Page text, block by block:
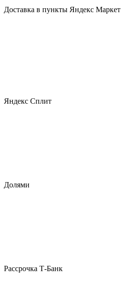
Доставка в пункты Яндекс Маркет
Яндекс Сплит
Долями
Рассрочка Т-Банк